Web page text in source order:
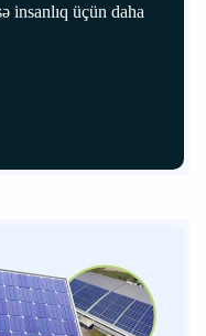
insanlıq üçün daha